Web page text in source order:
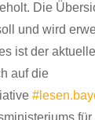
Die
und wird
ist der
auf die
für